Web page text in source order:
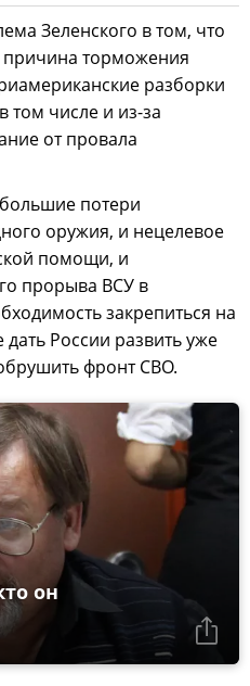
Зеленского в том, что
причина торможения
разборки
том числе и из-за
от провала
потери
оружия, и нецелевое
помощи, и
прорыва ВСУ в
закрепиться на
России развить уже
фронт СВО.
он